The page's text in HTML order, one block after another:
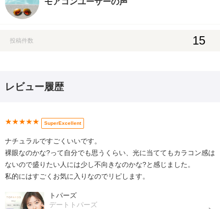
投稿件数 15
レビュー履歴
★★★★★ SuperExcellent
ナチュラルですごくいいです。
裸眼なのかな?って自分でも思うくらい、光に当ててもカラコン感は
ないので盛りたい人には少し不向きなのかな?と感じました。
私的にはすごくお気に入りなのでリピします。
トパーズ
デートトパーズ